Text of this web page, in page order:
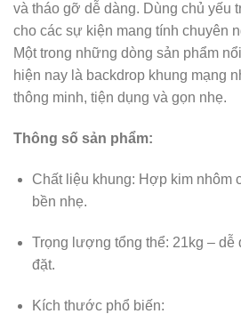
và tháo gỡ dễ dàng. Dùng chủ yếu
cho các sự kiện mang tính chuyên
Một trong những dòng sản phẩm
hiện nay là backdrop khung mạng
thông minh, tiện dụng và gọn nhẹ.
Thông số sản phẩm:
Chất liệu khung: Hợp kim nhôm
bền nhẹ.
Trọng lượng tổng thể: 21kg – dễ
đặt.
Kích thước phổ biến: